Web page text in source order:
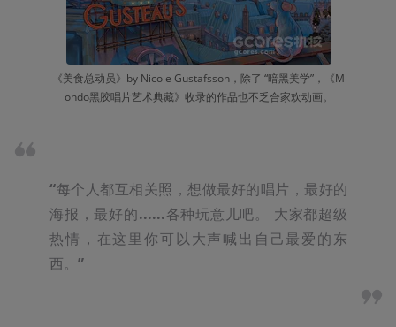
《美食总动员》by Nicole Gustafsson，除了 “暗黑美学”，《M
ondo黑胶唱片艺术典藏》收录的作品也不乏合家欢动画。
“每个人都互相关照，想做最好的唱片，最好的
海报，最好的......各种玩意儿吧。 大家都超级
热情，在这里你可以大声喊出自己最爱的东
西。 ”